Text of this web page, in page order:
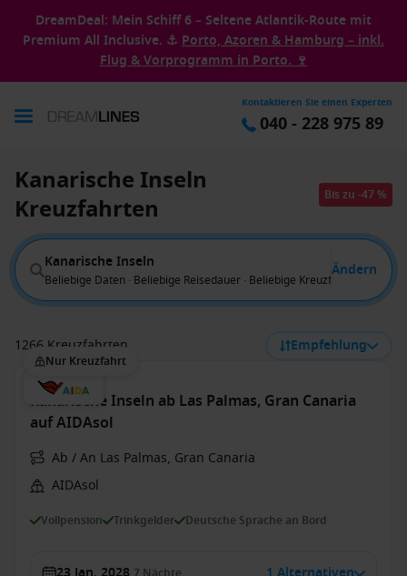
DreamDeal: Mein Schiff 6 – Seltene Atlantik-Route mit
Premium All Inclusive. ⚓ Porto, Azoren & Hamburg – inkl.
Flug & Vorprogramm in Porto. 🍷
Kontaktieren Sie einen Experten
040 - 228 975 89
Kanarische Inseln
Kreuzfahrten
Bis zu -47 %
Kanarische Inseln
Beliebige Daten · Beliebige Reisedauer · Beliebige Kreuzfahrtlinie ·
Ändern
1266 Kreuzfahrten Empfehlung
Nur Kreuzfahrt
Kanarische Inseln ab Las Palmas, Gran Canaria
auf AIDAsol
Ab / An Las Palmas, Gran Canaria
AIDAsol
Vollpension Trinkgelder Deutsche Sprache an Bord